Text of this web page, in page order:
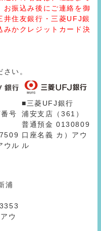
お振込み後にご連絡を御
井住友銀行・三菱UFJ銀
みかクレジットカード決
い。
号
ウル
■三菱UFJ銀行
浦安支店（361）
普通預金 0130809
口座名義 カ）アウ
ル
浦
ウ